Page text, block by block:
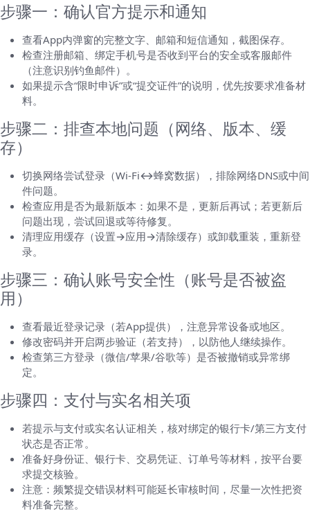
步骤一：确认官方提示和通知
查看App内弹窗的完整文字、邮箱和短信通知，截图保存。
检查注册邮箱、绑定手机号是否收到平台的安全或客服邮件
（注意识别钓鱼邮件）。
如果提示含“限时申诉”或“提交证件”的说明，优先按要求准备材
料。
步骤二：排查本地问题（网络、版本、缓
存）
切换网络尝试登录（Wi‑Fi↔蜂窝数据），排除网络DNS或中间
件问题。
检查应用是否为最新版本：如果不是，更新后再试；若更新后
问题出现，尝试回退或等待修复。
清理应用缓存（设置→应用→清除缓存）或卸载重装，重新登
录。
步骤三：确认账号安全性（账号是否被盗
用）
查看最近登录记录（若App提供），注意异常设备或地区。
修改密码并开启两步验证（若支持），以防他人继续操作。
检查第三方登录（微信/苹果/谷歌等）是否被撤销或异常绑
定。
步骤四：支付与实名相关项
若提示与支付或实名认证相关，核对绑定的银行卡/第三方支付
状态是否正常。
准备好身份证、银行卡、交易凭证、订单号等材料，按平台要
求提交核验。
注意：频繁提交错误材料可能延长审核时间，尽量一次性把资
料准备完整。